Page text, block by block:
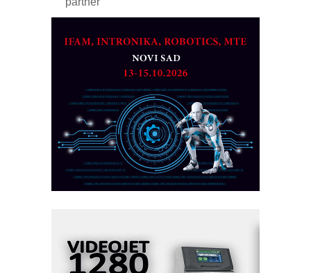
obradu!
Razvoj asortimanskog pravca MINI-
PLC AKYTEC
AUKOM: Svetski standard metrologije
dostupan u Srbiji
MOTOMAN – NEXT-Robotika vođena
veštačkom inteligencijom
I.SAFE MOBILE revolucioniše
industrijsku automatizaciju
pionirskimmobile operator PANEL-OM
KIP KOP – napredna rešenja za
savremene industrijske i logističke
objekte